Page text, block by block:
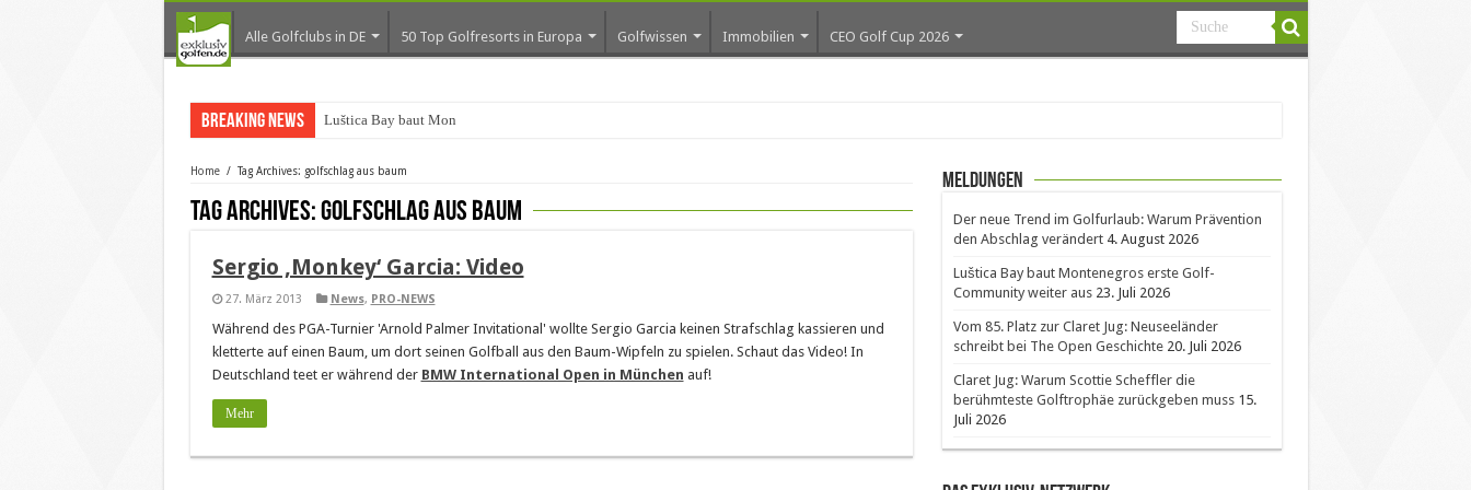
Alle Golfclubs in DE 50 Top Golfresorts in Europa Golfwissen Immobilien CEO Golf Cup 2026
Breaking News Luštica Bay baut Montenegros
Home / Tag Archives: golfschlag aus baum
Tag Archives:golfschlag aus baum
Sergio ‚Monkey‘ Garcia: Video
27. März 2013 News, PRO-NEWS
Während des PGA-Turnier 'Arnold Palmer Invitational' wollte Sergio Garcia keinen Strafschlag kassieren und
kletterte auf einen Baum, um dort seinen Golfball aus den Baum-Wipfeln zu spielen. Schaut das Video! In
Deutschland teet er während der BMW International Open in München auf!
Mehr
Meldungen
Der neue Trend im Golfurlaub: Warum Prävention
den Abschlag verändert 4. August 2026
Luštica Bay baut Montenegros erste Golf-
Community weiter aus 23. Juli 2026
Vom 85. Platz zur Claret Jug: Neuseeländer
schreibt bei The Open Geschichte 20. Juli 2026
Claret Jug: Warum Scottie Scheffler die
berühmteste Golftrophäe zurückgeben muss 15.
Juli 2026